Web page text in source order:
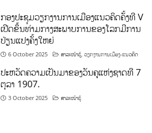
ກອງປະຊຸມວຽກງານການເມືອງແນວຄິດຄັ້ງທີ V
ເປີດຂຶ້ນທ່າມກາງສະພາບການຂອງໂລກມີການ
ປ່ຽນແປງຄັ້ງໃຫຍ່
6 October 2025 ສາລະໜ້າຮູ້ ,ວຽກງານການເມືອງ-ແນວຄິດ
ປະຫວັດຄວາມເປັນມາຂອງວັນຄູແຫ່ງຊາດທີ 7
ຕຸລາ 1907.
3 October 2025 ສາລະໜ້າຮູ້